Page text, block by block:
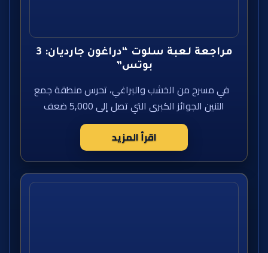
مراجعة لعبة سلوت “دراغون جارديان: 3
بوتس”
في مسرح من الخشب والبراغي، تحرس منطقة جمع
التنين الجوائز الكبرى التي تصل إلى 5,000 ضعف
اقرأ المزيد